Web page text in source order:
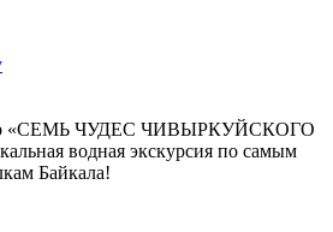
«СЕМЬ ЧУДЕС ЧИВЫРКУЙСКОГО
водная экскурсия по самым
Байкала!